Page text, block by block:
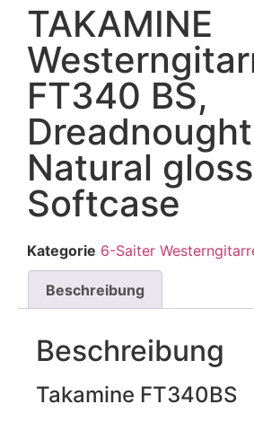
TAKAMINE
FT340 BS,
Natural
Softcase
Kategorie 6-Saiter
Beschreibung
Beschreibung
Takamine FT340BS